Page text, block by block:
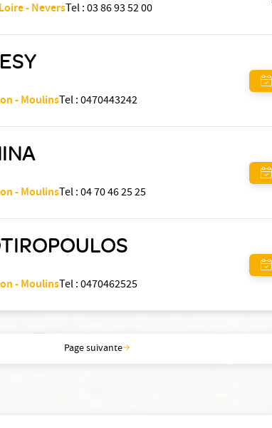
- NeversTel:03 86 93 52 00
- MoulinsTel:0470443242
- MoulinsTel:04 70 46 25 25
- MoulinsTel:0470462525
Page suivante